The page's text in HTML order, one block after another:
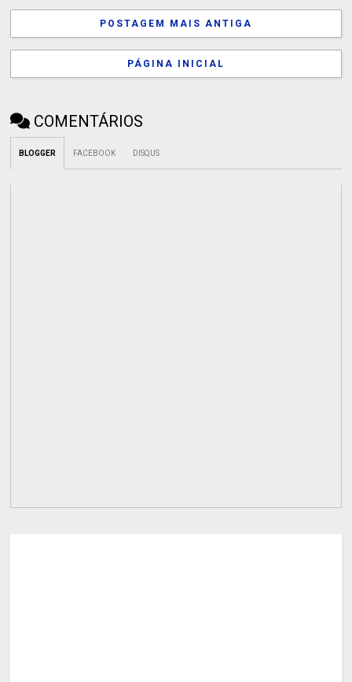
POSTAGEM MAIS ANTIGA
PÁGINA INICIAL
COMENTÁRIOS
BLOGGER FACEBOOK DISQUS